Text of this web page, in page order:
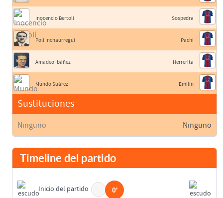
Inocencio Bertolí
Poli Inchaurregui
Amadeo Ibáñez
Mundo Suárez
Sustituciones
Ninguno
Sospedra
Pachi
Herrerita
Emilín
Ninguno
Timeline del partido
Inicio del partido 0'